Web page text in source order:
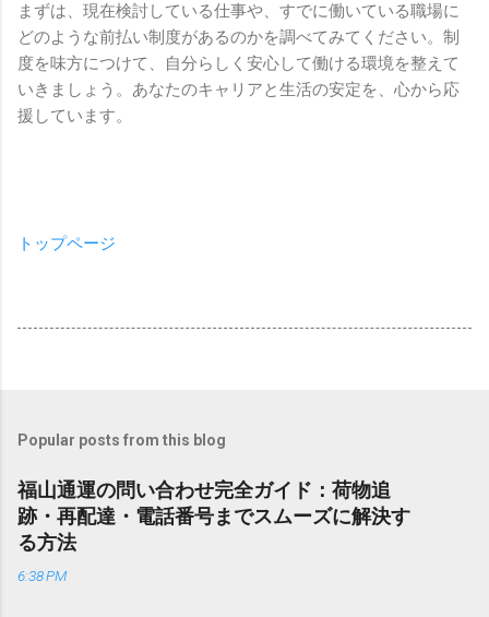
まずは、現在検討している仕事や、すでに働いている職場に
どのような前払い制度があるのかを調べてみてください。制
度を味方につけて、自分らしく安心して働ける環境を整えて
いきましょう。あなたのキャリアと生活の安定を、心から応
援しています。
トップページ
Popular posts from this blog
福山通運の問い合わせ完全ガイド：荷物追
跡・再配達・電話番号までスムーズに解決す
る方法
6:38 PM